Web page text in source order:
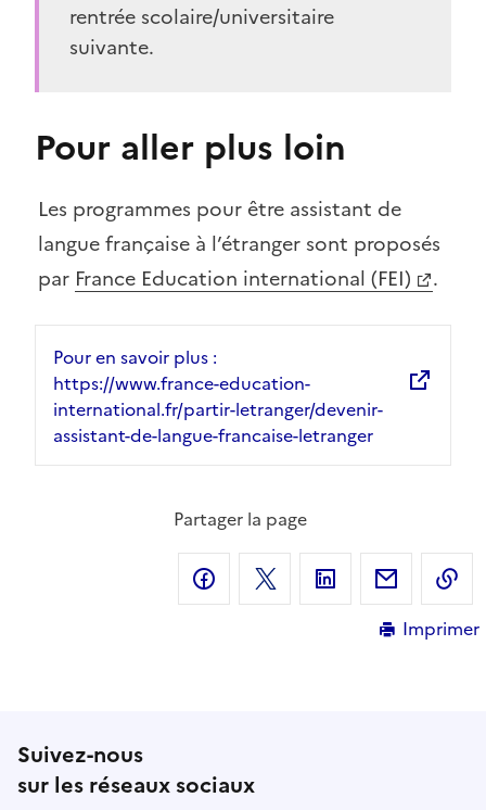
rentrée scolaire/universitaire
suivante.
Pour aller plus loin
Les programmes pour être assistant de
langue française à l’étranger sont proposés
par France Education international (FEI) .
Pour en savoir plus :
https://www.france-education-
international.fr/partir-letranger/devenir-
assistant-de-langue-francaise-letranger
Partager la page
Partager sur Facebook
Partager sur XPartager sur
Imprimer
Suivez-nous
sur les réseaux sociaux